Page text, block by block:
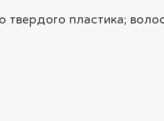
твердого пластика;